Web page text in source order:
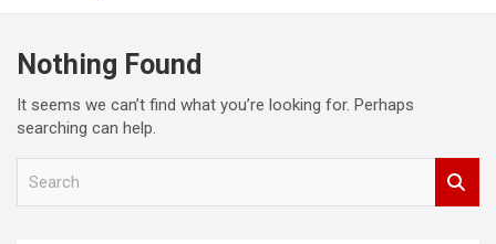
Nothing Found
It seems we can’t find what you’re looking for. Perhaps
searching can help.